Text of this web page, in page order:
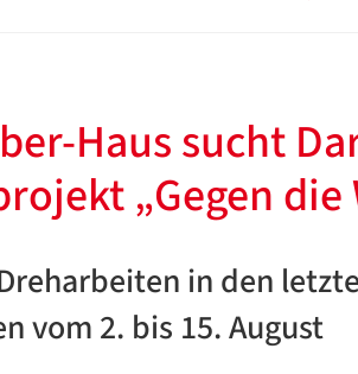
Haus sucht
„Gegen die
in den
vom 2. bis 15. August